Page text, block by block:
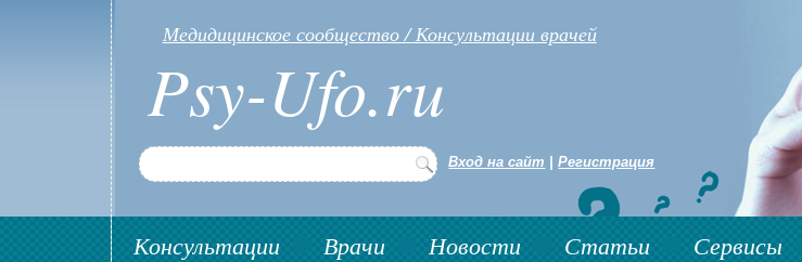
Psy-Ufo.ru
Медидицинское сообщество / Консультации врачей
Вход на сайт |Регистрация
Консультации Врачи Новости Статьи Сервисы